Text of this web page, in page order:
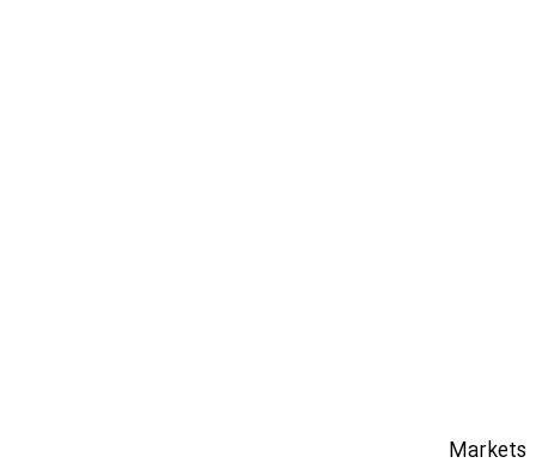
Markets